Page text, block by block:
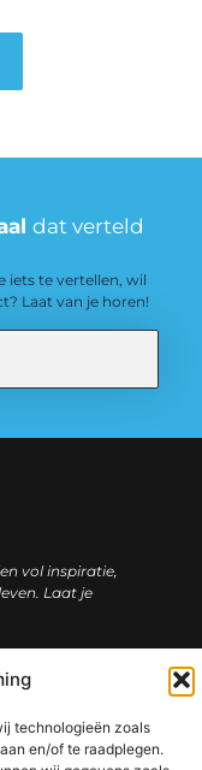
technologieën zoals
en/of te raadplegen.
dat verteld
iets te vertellen, wil
Laat van je horen!
vol inspiratie,
Laat je